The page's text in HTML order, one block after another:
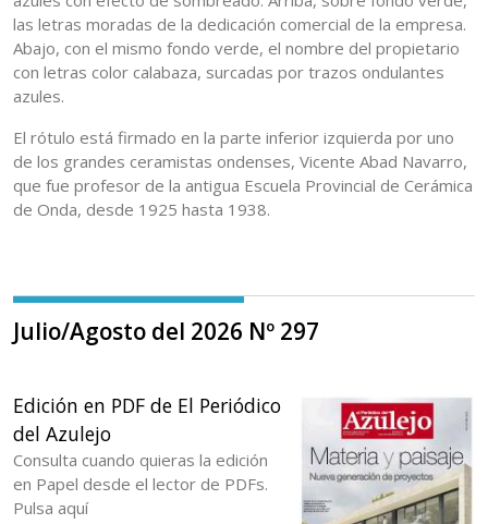
las letras moradas de la dedicación comercial de la empresa.
Abajo, con el mismo fondo verde, el nombre del propietario
con letras color calabaza, surcadas por trazos ondulantes
azules.
El rótulo está firmado en la parte inferior izquierda por uno
de los grandes ceramistas ondenses, Vicente Abad Navarro,
que fue profesor de la antigua Escuela Provincial de Cerámica
de Onda, desde 1925 hasta 1938.
Julio/Agosto del 2026 Nº 297
Edición en PDF de El Periódico
del Azulejo
Consulta cuando quieras la edición
en Papel desde el lector de PDFs.
Pulsa aquí